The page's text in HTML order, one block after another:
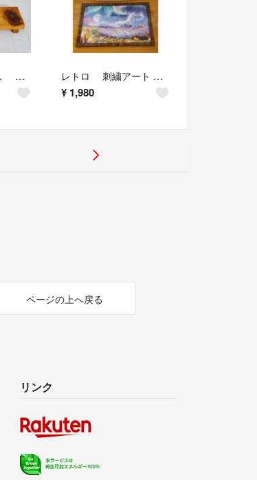
天然木 削り出し 盛皿 寿司桶 盛台 木皿 漆塗り 和食器 3枚 レトロ 刺繍アート ＆ 幻想ユニコーン ジグソーパズル 額装済み 2点
¥ 1,980
ページの上へ戻る
リンク